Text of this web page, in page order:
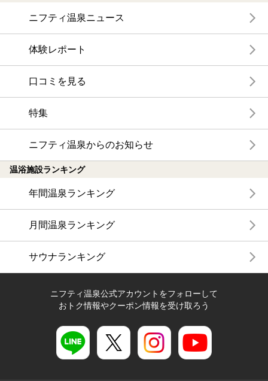
ニフティ温泉ニュース
体験レポート
口コミを見る
特集
ニフティ温泉からのお知らせ
温浴施設ランキング
年間温泉ランキング
月間温泉ランキング
サウナランキング
ニフティ温泉公式アカウントをフォローして
おトク情報やクーポン情報を受け取ろう